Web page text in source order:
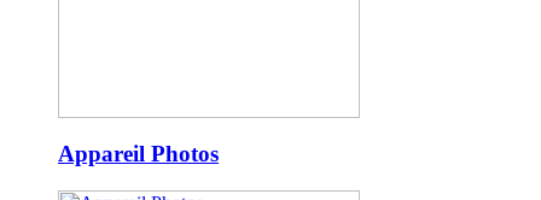
Appareil Photos